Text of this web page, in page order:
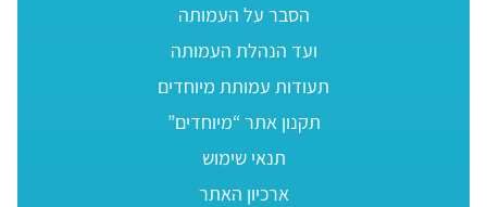
הסבר על העמותה
ועד הנהלת העמותה
תעודות עמותת מיוחדים
תקנון אתר “מיוחדים”
תנאי שימוש
ארכיון האתר